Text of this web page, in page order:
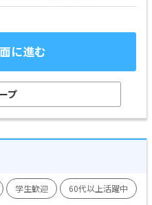
に進む
プ
学生歓迎
60代以上活躍中